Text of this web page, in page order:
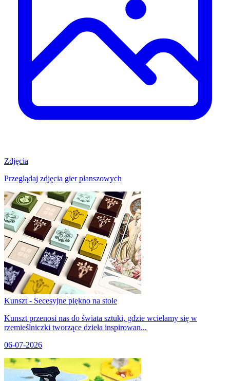
Zdjęcia
Przeglądaj zdjęcia gier planszowych
Kunszt - Secesyjne piękno na stole
Kunszt przenosi nas do świata sztuki, gdzie wcielamy się w
rzemieślniczki tworzące dzieła inspirowan...
06-07-2026